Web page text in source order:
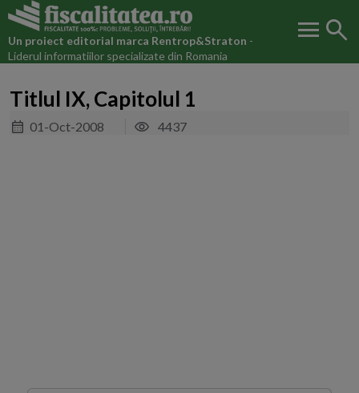
Un proiect editorial marca Rentrop&Straton -
Liderul informatiilor specializate din Romania
menu search
Titlul IX, Capitolul 1
01-Oct-2008 4437